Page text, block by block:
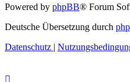
Powered by phpBB® Forum
Deutsche Übersetzung durch
Datenschutz |